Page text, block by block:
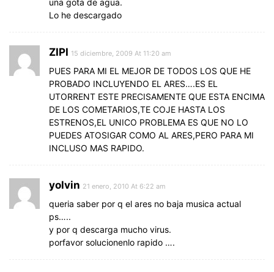
una gota de agua.
Lo he descargado
ZIPI 15 diciembre, 2009 At 11:20 am
PUES PARA MI EL MEJOR DE TODOS LOS QUE HE
PROBADO INCLUYENDO EL ARES….ES EL
UTORRENT ESTE PRECISAMENTE QUE ESTA ENCIMA
DE LOS COMETARIOS,TE COJE HASTA LOS
ESTRENOS,EL UNICO PROBLEMA ES QUE NO LO
PUEDES ATOSIGAR COMO AL ARES,PERO PARA MI
INCLUSO MAS RAPIDO.
yolvin 21 enero, 2010 At 6:22 am
queria saber por q el ares no baja musica actual
ps…..
y por q descarga mucho virus.
porfavor solucionenlo rapido ….